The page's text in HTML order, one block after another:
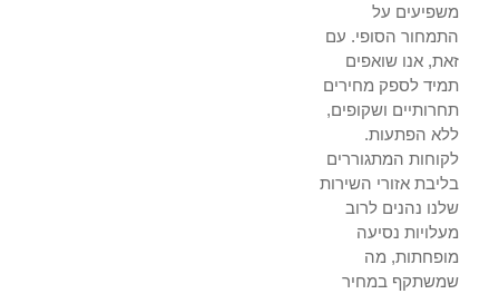
משפיעים על
התמחור הסופי. עם
זאת, אנו שואפים
תמיד לספק מחירים
תחרותיים ושקופים,
ללא הפתעות.
לקוחות המתגוררים
בליבת אזורי השירות
שלנו נהנים לרוב
מעלויות נסיעה
מופחתות, מה
שמשתקף במחיר